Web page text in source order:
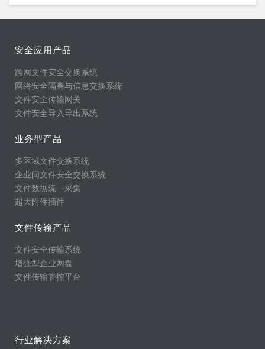
安全应用产品
跨网文件安全交换系统
网络安全隔离与信息交换系统
文件安全传输网关
文件安全导入导出系统
业务型产品
多区域文件交换系统
企业间文件安全交换系统
文件数据统一采集
超大附件插件
文件传输产品
文件安全传输系统
增强型企业网盘
文件传输管控平台
行业解决方案